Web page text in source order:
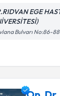
EGE
Bulvarı No:86-88